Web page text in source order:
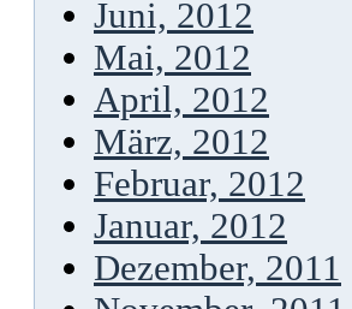
Juni, 2012
Mai, 2012
April, 2012
März, 2012
Februar, 2012
Januar, 2012
Dezember, 2011